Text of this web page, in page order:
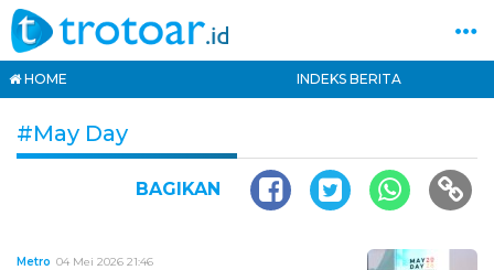
HOME INDEKS BERITA
#May Day
BAGIKAN
Metro 04 Mei 2026 21:46